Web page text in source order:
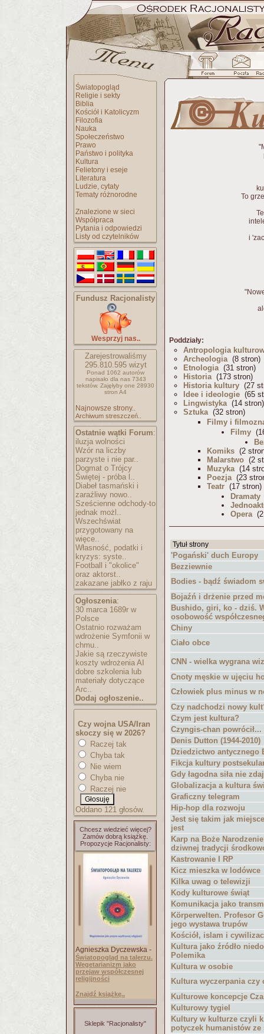
Światopogląd
Religie i sekty
Biblia
Kościół i Katolicyzm
Filozofia
Nauka
Społeczeństwo
Prawo
Państwo i polityka
Kultura
Felietony i eseje
Literatura
Ludzie, cytaty
Tematy różnorodne
Znalezione w sieci
Współpraca
Pytania i odpowiedzi
Listy od czytelników
Fundusz Racjonalisty
Wesprzyj nas..
Zarejestrowaliśmy
295.810.595wizyt
Ponad 1062 autorów
napisało dla nas 7343
tekstów. Zajęłyby one 28930
stron A4
Najnowsze strony..
Archiwum streszczeń..
Ostatnie wątki Forum:
iluzja wolności
Wzór na liczby
parzyste i nie par..
Dogmat o Trójcy
Świętej - próba l..
Diabeł tasmański i
zaraźliwy nowo..
Sześcienne odchody-to
jednak możl..
Wszechświat
przygotowany na
więce..
Własność, podatki i
kryzys: syste..
Football i "okolice"
oraz aktorst..
zakazane jabłko z raju
Ogłoszenia:
30 marca 1689r w
Polsce
Ostatnio rozważam
wdrożenie Symfonii w
chmu..
Jakie są rzeczywiste
koszty wdrożenia AI
dobre szkolenia lub
materiały dotyczące
Arc..
Dodaj ogłoszenie..
Czy wojna USA/Iran
skoczy się w 2026?
Raczej tak
Chyba tak
Nie wiem
Chyba nie
Raczej nie
Oddano 121 głosów.
Chcesz wiedzieć więcej?
Zamów dobrą książkę.
Propozycje Racjonalisty:
Agnieszka Dyczewska -
Światopogląd na talerzu.
Wegetarianizm jako
przejaw współczesnej
religijności
Znajdź książkę..
Sklepik "Racjonalisty"
To
i
Poddziały:
Antropologia
Archeologia(8 stron)
Etnologia(31 stron)
Historia(173 stron)
Historia kultury (27
Idee i ideologie (65
Lingwistyka(14 stron)
Sztuka(32 stron)
Filmy i
Filmy
Komiks (2
Malarstwo (2
Muzyka(14
Poezja(23
Teatr (17 stron)
Dramaty
Opera(2
Tytuł strony
'Pogański' duch Europy
Bezziewnie
Bodies - bądź świadom
Bojaźń i drżenie przed
Bushido, giri, ko - dziś.
osobowość
Chiny
Ciało obce
CNN - wielka wygrana
Cnoty męskie w ujęciu
Człowiek plus minus w
Czy nadchodzi nowy
Czym jest kultura?
Czyngis-chan powrócił...
Denis Dutton (1944-2010)
Dziedzictwo antycznego
Fikcja kultury
Gdy łagodna siła nie
Globalizacja a kultura
Graficzny telegram
Hip-hop dla rozwoju
Jest się takim jak
jest
Karp na Boże
dziwnej tradycji
Kastrowanie I RP
Kicz mieszka w lodówce
Kilka uwag o telewizji
Kody kulturowe świąt
Komunikacja jako
Körperwelten. Profesor
jego wystawa trupów
Kościół, islam i
Kultura jako źródło
Polemika
Kultura w osobie
Kultura wyczerpania czy
Kulturowe koncepcje
Kulturowy tygiel
Kultury w kulturze czyli
potyczek humanistów ze